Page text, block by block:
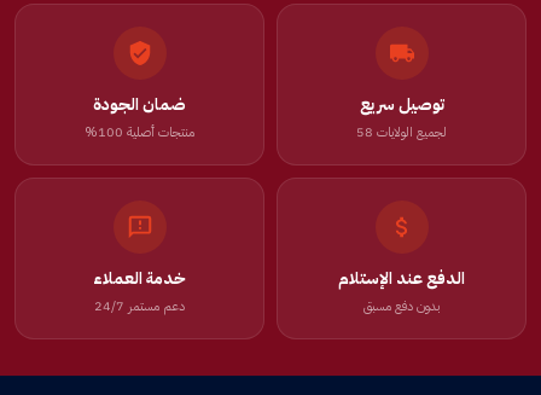
توصيل سريع
لجميع الولايات 58
ضمان الجودة
منتجات أصلية 100%
الدفع عند الإستلام
بدون دفع مسبق
خدمة العملاء
دعم مستمر 24/7